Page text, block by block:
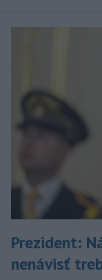
Prezident:
nenávisť